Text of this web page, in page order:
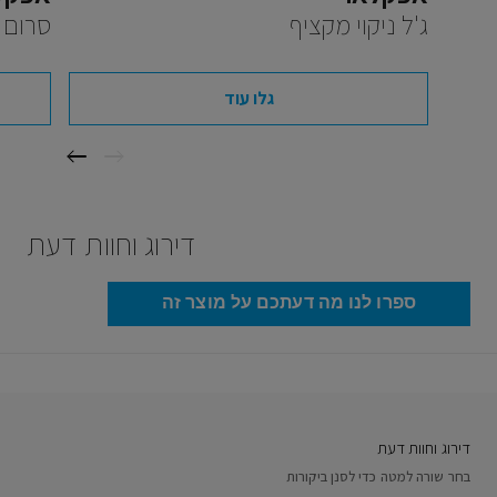
ג'ל ניקוי מקציף
גלו עוד
סרום
דירוג וחוות דעת
ספרו לנו מה דעתכם על מוצר זה
דירוג וחוות דעת
בחר שורה למטה כדי לסנן ביקורות